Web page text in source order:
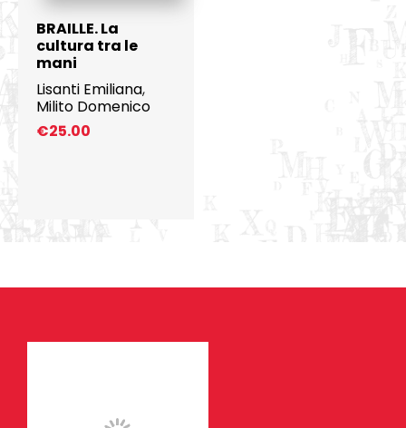
BRAILLE. La
cultura tra le
mani
Lisanti Emiliana,
Milito Domenico
€25.00